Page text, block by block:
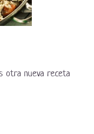
otra nueva receta